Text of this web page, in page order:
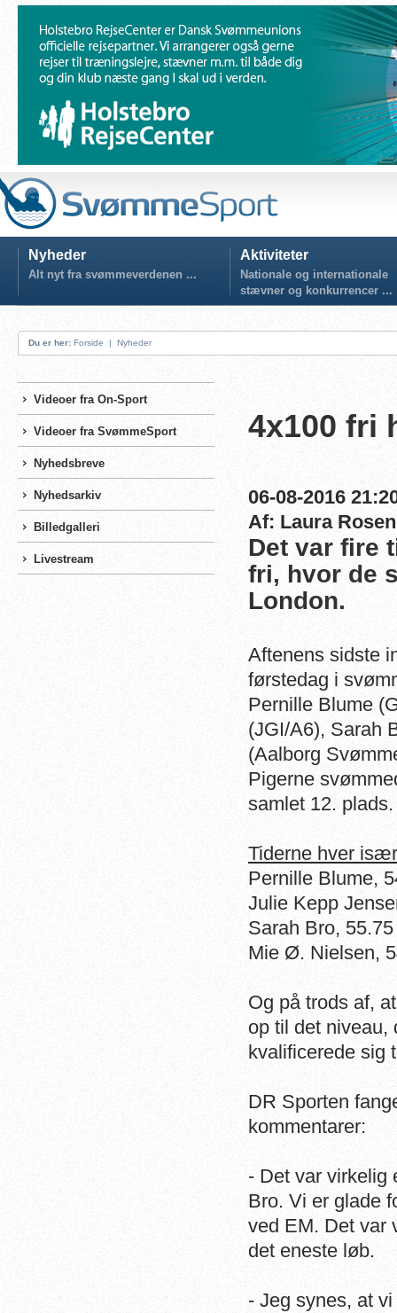
Nyheder
Alt nyt fra svømmeverdenen ...
Aktiviteter
Nationale og internationale
stævner og konkurrencer ...
Du er her: Forside | Nyheder
Videoer fra On-Sport
Videoer fra SvømmeSport
Nyhedsbreve
Nyhedsarkiv
Billedgalleri
Livestream
4x100 fri
06-08-2016
Af: Laura
Det var fire
fri, hvor de
London.
Aftenens sidste
førstedag i
Pernille Blume
(JGI/A6), Sarah
(Aalborg
Pigerne
samlet 12. plads.
Tiderne hver
Pernille Blume,
Julie Kepp
Sarah Bro, 55.75
Mie Ø. Nielsen,
Og på trods af,
op til det niveau,
kvalificerede sig
DR Sporten
kommentarer:
- Det var virkelig
Bro. Vi er glade
ved EM. Det var
det eneste løb.
- Jeg synes, at